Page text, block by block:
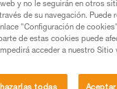
antes de
comprender
Confirme a
y no le seguirán en otros
de su navegación. Puede
"Configuración de
de estas cookies puede
acceder a nuestro Sitio